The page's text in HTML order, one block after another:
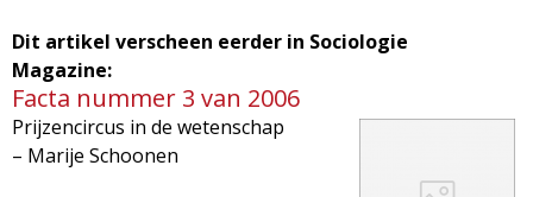
Dit artikel verscheen eerder in Sociologie
Magazine:
Facta nummer 3 van 2006
Prijzencircus in de wetenschap
– Marije Schoonen